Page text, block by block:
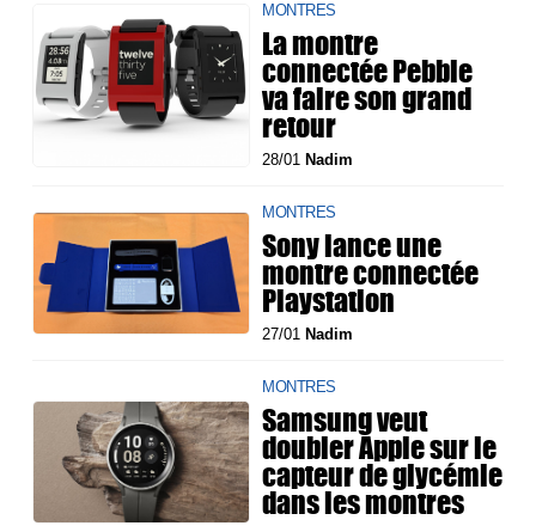
MONTRES
La montre
connectée Pebble
va faire son grand
retour
28/01 Nadim
MONTRES
Sony lance une
montre connectée
Playstation
27/01 Nadim
MONTRES
Samsung veut
doubler Apple sur le
capteur de glycémie
dans les montres